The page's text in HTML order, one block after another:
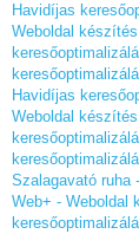
Havidíjas
Weboldal
Havidíjas
Weboldal
Szalagavató ruha
Web+ - Weboldal